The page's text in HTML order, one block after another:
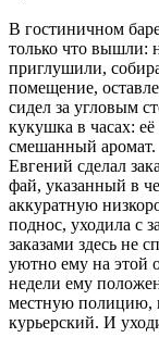
В гостиничном
только что вышли:
приглушили,
помещение,
сидел за угловым
кукушка в часах:
смешанный аромат.
Евгений сделал
фай, указанный в
аккуратную
поднос, уходила с
заказами здесь не
уютно ему на этой
недели ему
местную полицию,
курьерский. И